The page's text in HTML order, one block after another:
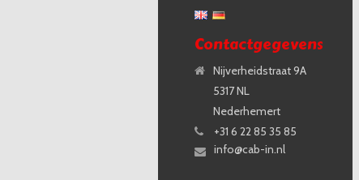
Contactgegevens
Nijverheidstraat 9A
5317 NL
Nederhemert
+31 6 22 85 35 85
info@cab-in.nl